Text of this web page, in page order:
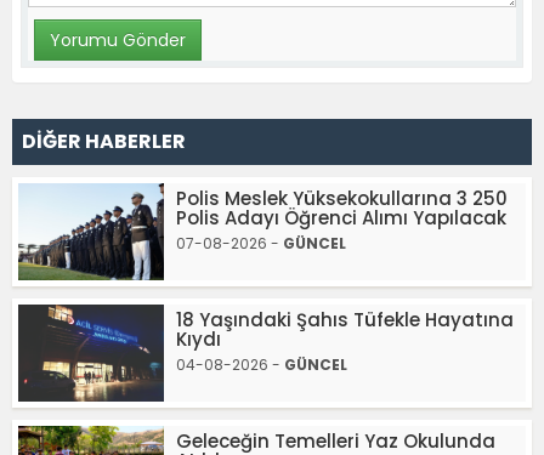
DİĞER HABERLER
Polis Meslek Yüksekokullarına 3 250
Polis Adayı Öğrenci Alımı Yapılacak
07-08-2026 - GÜNCEL
18 Yaşındaki Şahıs Tüfekle Hayatına
Kıydı
04-08-2026 - GÜNCEL
Geleceğin Temelleri Yaz Okulunda